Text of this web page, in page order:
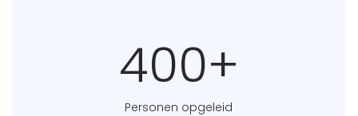
400+
Personen opgeleid